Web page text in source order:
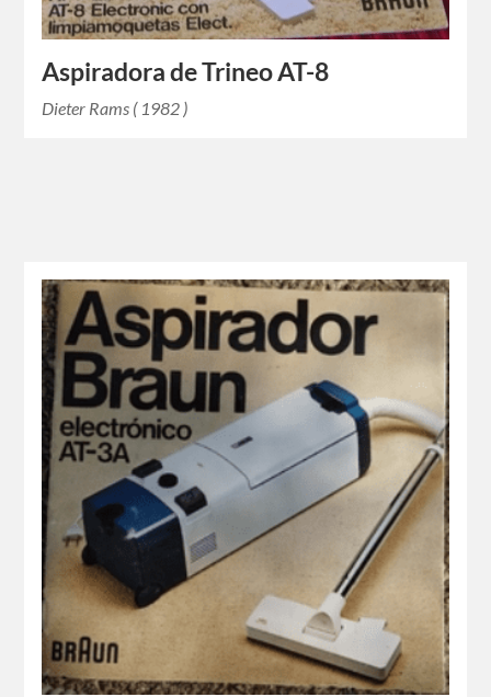
Aspiradora de Trineo AT-8
Dieter Rams ( 1982 )